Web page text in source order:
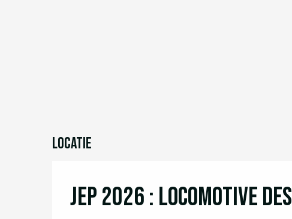
Locatie
JEP 2026 : Locomotive